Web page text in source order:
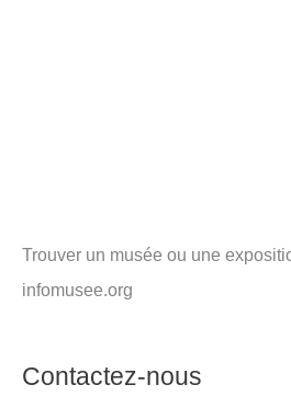
Trouver un musée ou une
infomusee.org
Contactez-nous